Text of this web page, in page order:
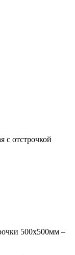
с отстрочкой
500х500мм –